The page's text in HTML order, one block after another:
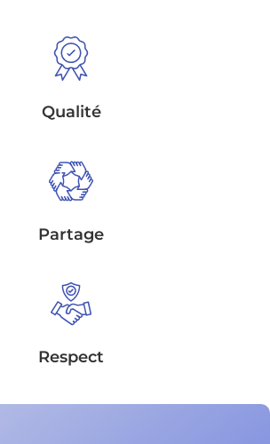
Qualité
Partage
Respect